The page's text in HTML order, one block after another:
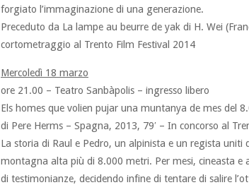
forgiato l’immaginazione di una generazione.
Preceduto da La lampe au beurre de yak di H. Wei
cortometraggio al Trento Film Festival 2014
Mercoledì 18 marzo
ore 21.00 – Teatro Sanbàpolis – ingresso libero
Els homes que volien pujar una muntanya de mes del
di Pere Herms – Spagna, 2013, 79′ – In concorso al
La storia di Raul e Pedro, un alpinista e un regista
montagna alta più di 8.000 metri. Per mesi, cineasta e
di testimonianze, decidendo infine di tentare di salire